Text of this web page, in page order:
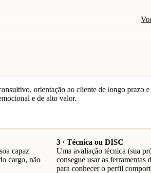
orientação ao cliente de longo prazo
e de alto valor.
capaz
cargo, não
3 · Técnica ou DISC
Uma avaliação técnica (sua
consegue usar as
para conhecer o perfil